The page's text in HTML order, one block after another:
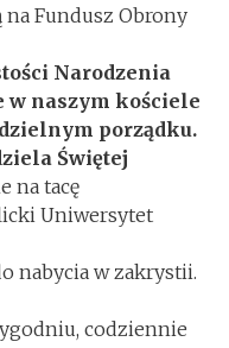
na Fundusz Obrony
Narodzenia
w naszym kościele
porządku.
Świętej
na tacę
Uniwersytet
nabycia w zakrystii.
codziennie